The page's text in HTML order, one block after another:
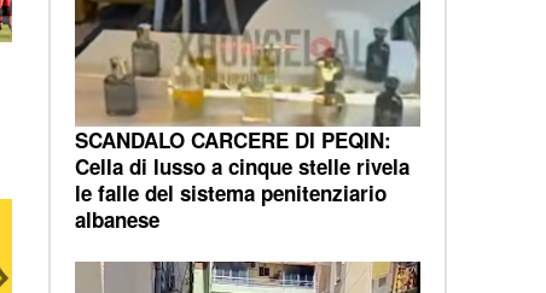
SCANDALO CARCERE DI PEQIN:
Cella di lusso a cinque stelle rivela
le falle del sistema penitenziario
albanese